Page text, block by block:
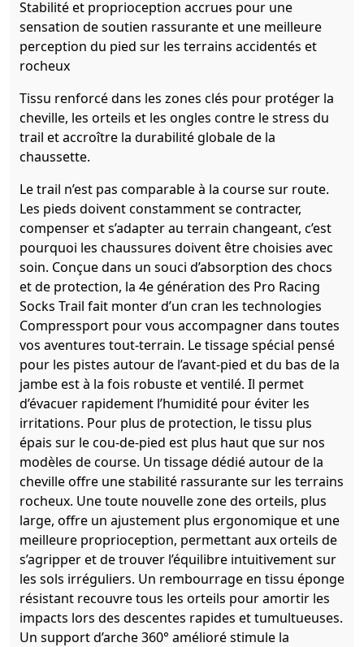
Stabilité et proprioception accrues pour une
sensation de soutien rassurante et une meilleure
perception du pied sur les terrains accidentés et
rocheux
Tissu renforcé dans les zones clés pour protéger la
cheville, les orteils et les ongles contre le stress du
trail et accroître la durabilité globale de la
chaussette.
Le trail n’est pas comparable à la course sur route.
Les pieds doivent constamment se contracter,
compenser et s’adapter au terrain changeant, c’est
pourquoi les chaussures doivent être choisies avec
soin. Conçue dans un souci d’absorption des chocs
et de protection, la 4e génération des Pro Racing
Socks Trail fait monter d’un cran les technologies
Compressport pour vous accompagner dans toutes
vos aventures tout-terrain. Le tissage spécial pensé
pour les pistes autour de l’avant-pied et du bas de la
jambe est à la fois robuste et ventilé. Il permet
d’évacuer rapidement l’humidité pour éviter les
irritations. Pour plus de protection, le tissu plus
épais sur le cou-de-pied est plus haut que sur nos
modèles de course. Un tissage dédié autour de la
cheville offre une stabilité rassurante sur les terrains
rocheux. Une toute nouvelle zone des orteils, plus
large, offre un ajustement plus ergonomique et une
meilleure proprioception, permettant aux orteils de
s’agripper et de trouver l’équilibre intuitivement sur
les sols irréguliers. Un rembourrage en tissu éponge
résistant recouvre tous les orteils pour amortir les
impacts lors des descentes rapides et tumultueuses.
Un support d’arche 360° amélioré stimule la